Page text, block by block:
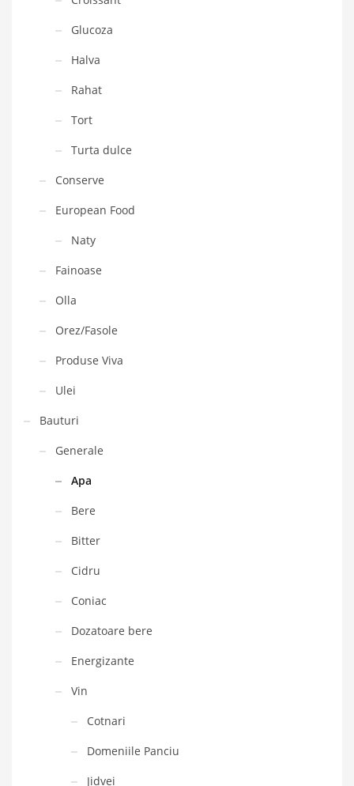
Glucoza
Halva
Rahat
Tort
Turta dulce
Conserve
European Food
Naty
Fainoase
Olla
Orez/Fasole
Produse Viva
Ulei
Bauturi
Generale
Apa
Bere
Bitter
Cidru
Coniac
Dozatoare bere
Energizante
Vin
Cotnari
Domeniile Panciu
Jidvei